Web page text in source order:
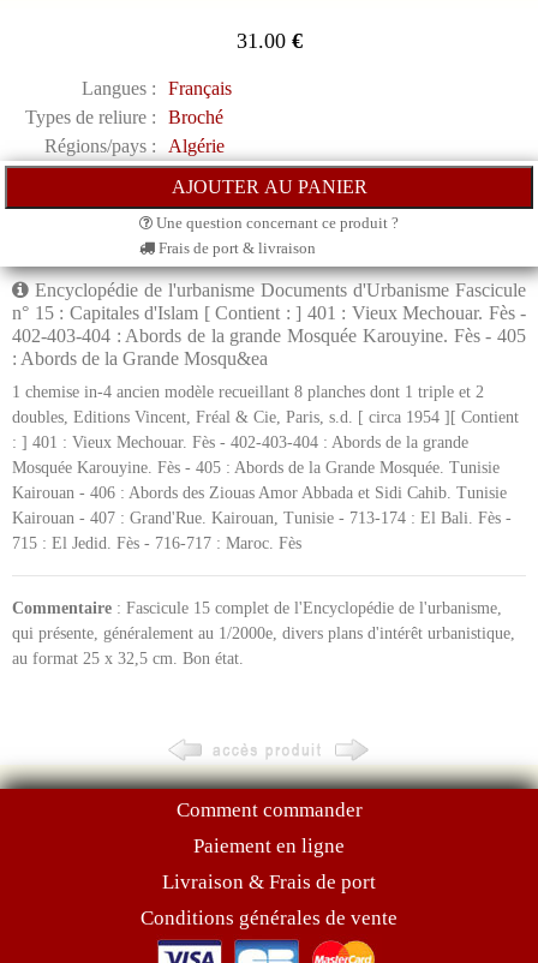
31.00€
Langues :
Français
Types de reliure :
Broché
Régions/pays :
Algérie
Une question concernant ce produit ?
Frais de port & livraison
Encyclopédie de l'urbanisme Documents d'Urbanisme Fascicule
n° 15 : Capitales d'Islam [ Contient : ] 401 : Vieux Mechouar. Fès -
402-403-404 : Abords de la grande Mosquée Karouyine. Fès - 405
: Abords de la Grande Mosqu&ea
1 chemise in-4 ancien modèle recueillant 8 planches dont 1 triple et 2
doubles, Editions Vincent, Fréal & Cie, Paris, s.d. [ circa 1954 ][ Contient
: ] 401 : Vieux Mechouar. Fès - 402-403-404 : Abords de la grande
Mosquée Karouyine. Fès - 405 : Abords de la Grande Mosquée. Tunisie
Kairouan - 406 : Abords des Ziouas Amor Abbada et Sidi Cahib. Tunisie
Kairouan - 407 : Grand'Rue. Kairouan, Tunisie - 713-174 : El Bali. Fès -
715 : El Jedid. Fès - 716-717 : Maroc. Fès
Commentaire : Fascicule 15 complet de l'Encyclopédie de l'urbanisme,
qui présente, généralement au 1/2000e, divers plans d'intérêt urbanistique,
au format 25 x 32,5 cm. Bon état.
Comment commander
Paiement en ligne
Livraison & Frais de port
Conditions générales de vente